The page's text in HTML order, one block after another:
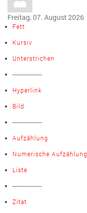
Freitag, 07. August 2026
Fett
Kursiv
Unterstrichen
---------------
Hyperlink
Bild
---------------
Aufzählung
Numerische Aufzählung
Liste
---------------
Zitat